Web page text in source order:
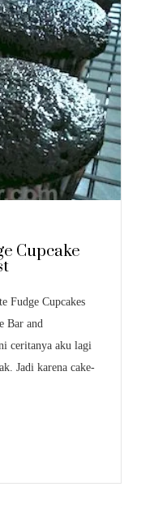
Cupcake
Fudge Cupcakes
Bar and
ceritanya aku lagi
Jadi karena cake-